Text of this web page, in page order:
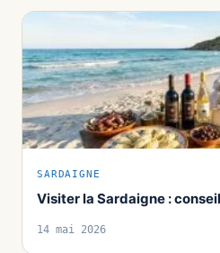
SARDAIGNE
Visiter la Sardaigne :
14 mai 2026